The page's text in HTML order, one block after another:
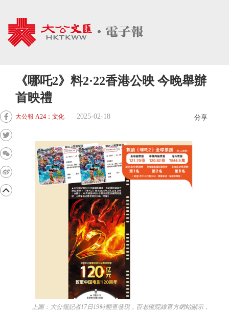
《哪吒2》料2·22香港公映 今晚舉辦
首映禮
大公報 A24：文化 2025-02-18 分享
上圖：大公報記者17日19時翻查發現，百老匯院線官方網站顯示，